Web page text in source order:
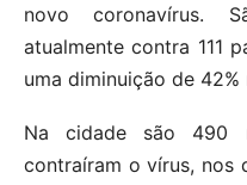
novo coronavírus.
atualmente contra 111
uma diminuição de 42%
Na cidade são 490
contraíram o vírus, nos